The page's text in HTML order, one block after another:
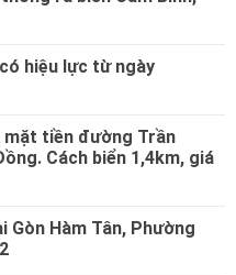
hiệu lực từ ngày
mặt tiền đường Trần
Cách biển 1,4km, giá
Gòn Hàm Tân, Phường